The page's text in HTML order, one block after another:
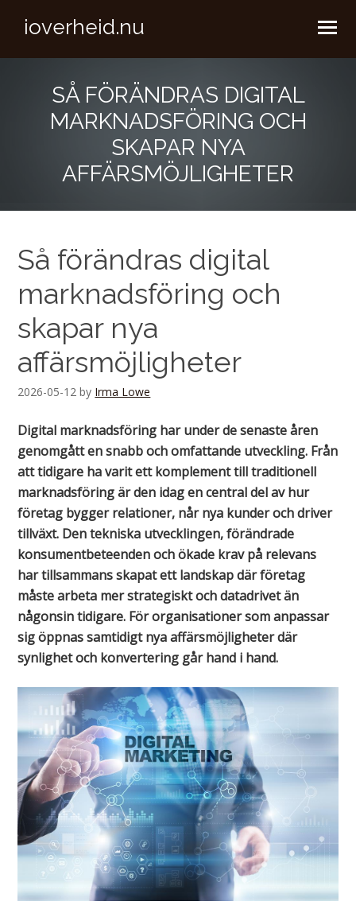
ioverheid.nu
SÅ FÖRÄNDRAS DIGITAL
MARKNADSFÖRING OCH
SKAPAR NYA
AFFÄRSMÖJLIGHETER
Så förändras digital
marknadsföring och
skapar nya
affärsmöjligheter
2026-05-12 by Irma Lowe
Digital marknadsföring har under de senaste åren
genomgått en snabb och omfattande utveckling. Från
att tidigare ha varit ett komplement till traditionell
marknadsföring är den idag en central del av hur
företag bygger relationer, når nya kunder och driver
tillväxt. Den tekniska utvecklingen, förändrade
konsumentbeteenden och ökade krav på relevans
har tillsammans skapat ett landskap där företag
måste arbeta mer strategiskt och datadrivet än
någonsin tidigare. För organisationer som anpassar
sig öppnas samtidigt nya affärsmöjligheter där
synlighet och konvertering går hand i hand.